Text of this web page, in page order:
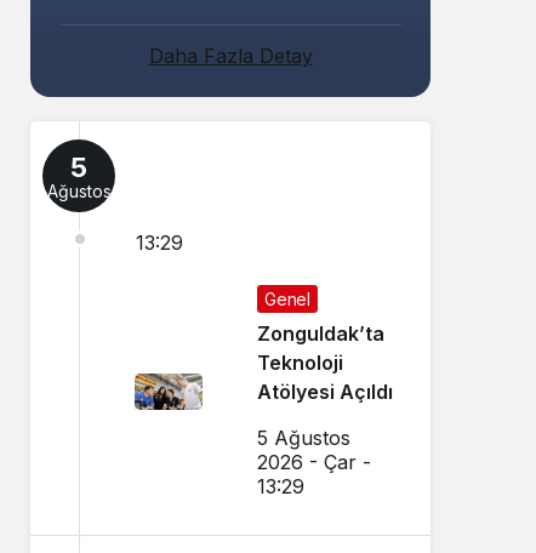
Daha Fazla Detay
5
Ağustos
13:29
Genel
Zonguldak’ta
Teknoloji
Atölyesi Açıldı
5 Ağustos
2026 - Çar -
13:29